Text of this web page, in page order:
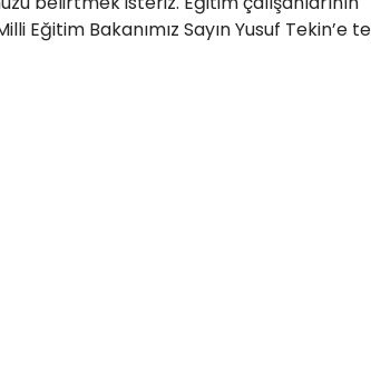
Eğitim Bakanımız Sayın Yusuf Tekin’e